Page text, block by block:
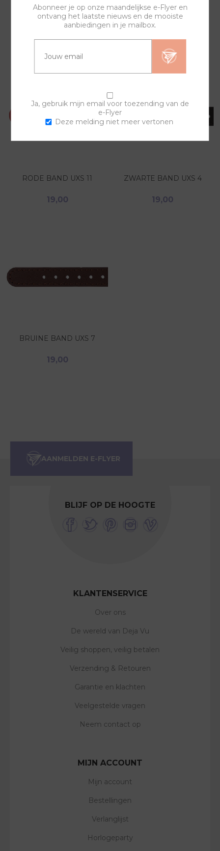
GERELATEERDE PRODUCTEN
RODE BAND UXS 11
19,00
ZWARTE BAND UXS 4
19,00
BRUINE BAND UXS 7
19,00
BLIJF OP DE HOOGTE
KLANTENSERVICE
Over ons
De wereld van Deja Vu
Veilig shoppen, veilig betalen
Verzending & Retouren
Garantie en klachten
Veelgestelde vragen
Neem contact op
MIJN ACCOUNT
Mijn account
Bestellingen
Verlanglijst
Horlogeparty
Abonneer je op onze maandelijkse e-Flyer en
ontvang het laatste nieuws en de mooiste
aanbiedingen in je mailbox.
Ja, gebruik mijn email voor toezending van de
e-Flyer
Deze melding niet meer vertonen